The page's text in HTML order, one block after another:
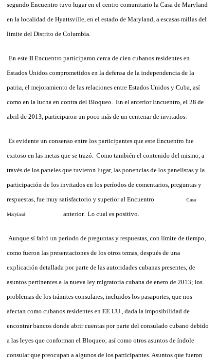
segundo Encuentro tuvo lugar en el centro comunitario la Casa de Maryland
en la localidad de Hyattsville, en el estado de Maryland, a escasas millas del
límite del Distrito de Columbia.
En este II Encuentro participaron cerca de cien cubanos residentes en
Estados Unidos comprometidos en la defensa de la independencia de la
patria, el mejoramiento de las relaciones entre Estados Unidos y Cuba, así
como en la lucha en contra del Bloqueo. En el anterior Encuentro, el 28 de
abril de 2013, participaron un poco más de un centenar de invitados.
Es evidente un consenso entre los participantes que este Encuentro fue
exitoso en las metas que se trazó. Como también el contenido del mismo, a
través de los paneles que tuvieron lugar, las ponencias de los panelistas y la
participación de los invitados en los períodos de comentarios, preguntas y
respuestas, fue muy satisfactorio y superior al Encuentro
Casa
Maryland anterior. Lo cual es positivo.
Aunque sí faltó un período de preguntas y respuestas, con límite de tiempo,
como fueron las presentaciones de los otros temas, después de una
explicación detallada por parte de las autoridades cubanas presentes, de
asuntos pertinentes a la nueva ley migratoria cubana de enero de 2013; los
problemas de los trámites consulares, incluidos los pasaportes, que nos
afectan como cubanos residentes en EE.UU., dada la imposibilidad de
encontrar bancos donde abrir cuentas por parte del consulado cubano debido
a las leyes que conforman el Bloqueo; así como otros asuntos de índole
consular que preocupan a algunos de los participantes. Asuntos que fueron